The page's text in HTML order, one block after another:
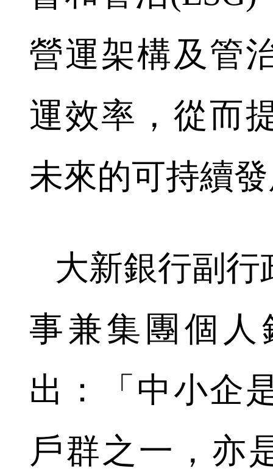
營運架構及管
運效率，從而
未來的可持續
大新銀行副行
事兼集團個
出：「中小企
戶群之一，亦